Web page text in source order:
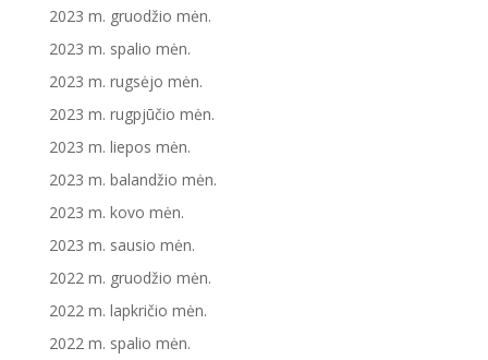
2023 m. gruodžio mėn.
2023 m. spalio mėn.
2023 m. rugsėjo mėn.
2023 m. rugpjūčio mėn.
2023 m. liepos mėn.
2023 m. balandžio mėn.
2023 m. kovo mėn.
2023 m. sausio mėn.
2022 m. gruodžio mėn.
2022 m. lapkričio mėn.
2022 m. spalio mėn.